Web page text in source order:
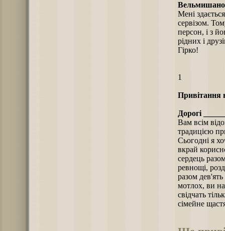
Мені
сервізом.
персон, і з
рідних і
Гірко!
1
Привітання
Дорогі
Вам всім
традицією
Сьогодні я
вкрай
сердець
ревнощі,
разом
мотлох, ви
свідчать
сімейне